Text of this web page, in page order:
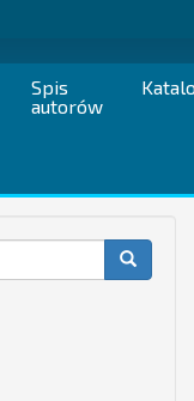
Spis
autorów